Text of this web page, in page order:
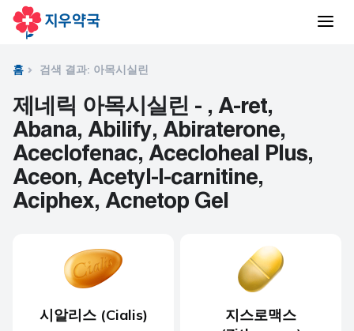
홈 검색 결과: 아목시실린
제네릭 아목시실린 - , A-ret,
Abana, Abilify, Abiraterone,
Aceclofenac, Acecloheal Plus,
Aceon, Acetyl-l-carnitine,
Aciphex, Acnetop Gel
시알리스 (Cialis)
지스로맥스